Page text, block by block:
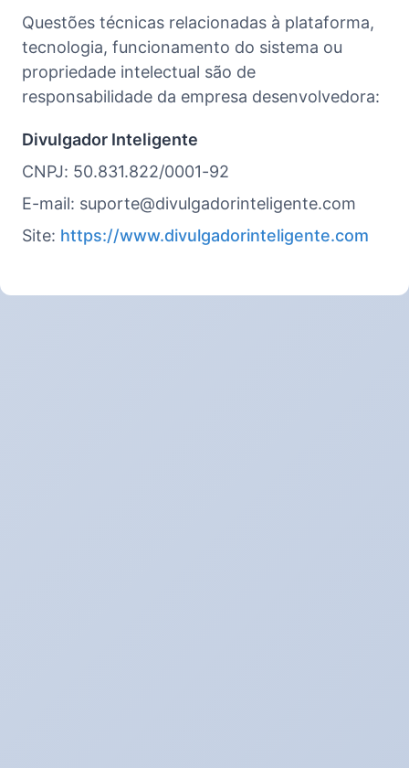
Questões técnicas relacionadas à plataforma,
tecnologia, funcionamento do sistema ou
propriedade intelectual são de
responsabilidade da empresa desenvolvedora:
Divulgador Inteligente
CNPJ: 50.831.822/0001-92
E-mail: suporte@divulgadorinteligente.com
Site: https://www.divulgadorinteligente.com